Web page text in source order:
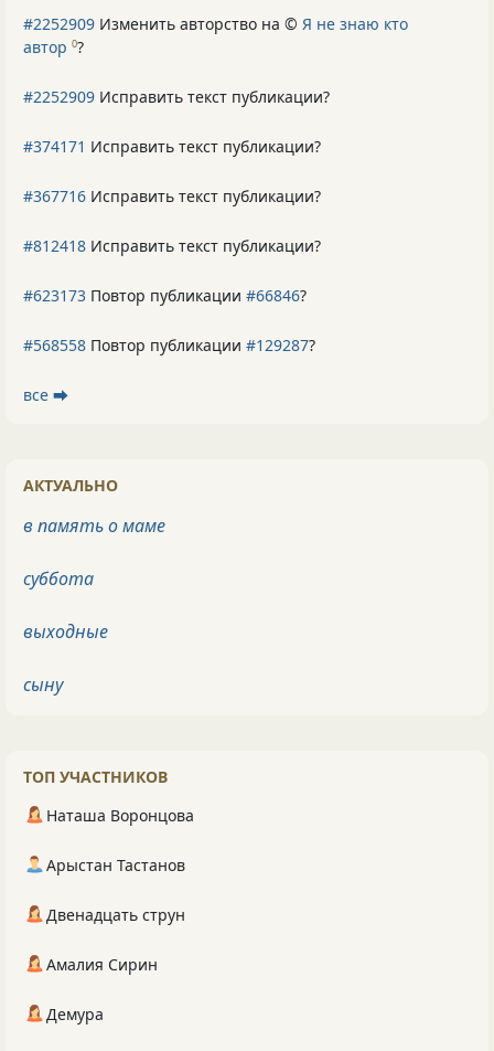
#2252909 Изменить авторство на © Я не знаю кто
автор 0?
#2252909 Исправить текст публикации?
#374171 Исправить текст публикации?
#367716 Исправить текст публикации?
#812418 Исправить текст публикации?
#623173 Повтор публикации #66846?
#568558 Повтор публикации #129287?
все ⮕
АКТУАЛЬНО
в память о маме
суббота
выходные
сыну
ТОП УЧАСТНИКОВ
Наташа Воронцова
Арыстан Тастанов
Двенадцать струн
Амалия Сирин
Демура